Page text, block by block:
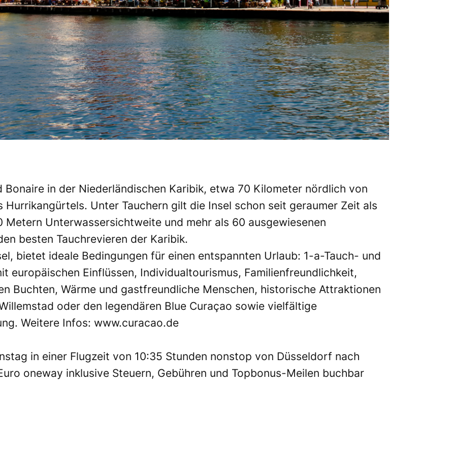
in der Niederländischen Karibik, etwa 70 Kilometer nördlich von
Hurrikangürtels. Unter Tauchern gilt die Insel schon seit geraumer Zeit als
Unterwassersichtweite und mehr als 60 ausgewiesenen
besten Tauchrevieren der Karibik.
bietet ideale Bedingungen für einen entspannten Urlaub: 1-a-Tauch- und
europäischen Einflüssen, Individualtourismus, Familienfreundlichkeit,
Buchten, Wärme und gastfreundliche Menschen, historische Attraktionen
oder den legendären Blue Curaçao sowie vielfältige
Weitere Infos: www.curacao.de
in einer Flugzeit von 10:35 Stunden nonstop von Düsseldorf nach
oneway inklusive Steuern, Gebühren und Topbonus-Meilen buchbar